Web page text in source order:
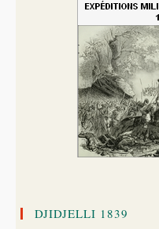
DJIDJELLI 1839